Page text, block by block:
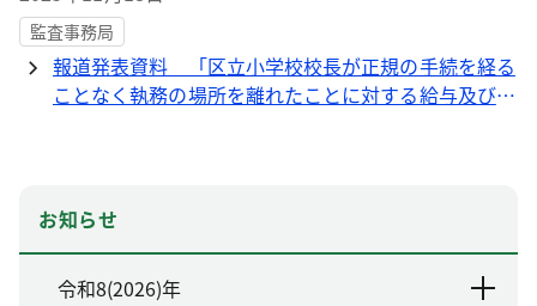
監査事務局
報道発表資料 「区立小学校校長が正規の手続を経る
ことなく執務の場所を離れたことに対する給与及び旅
お知らせ
令和8(2026)年